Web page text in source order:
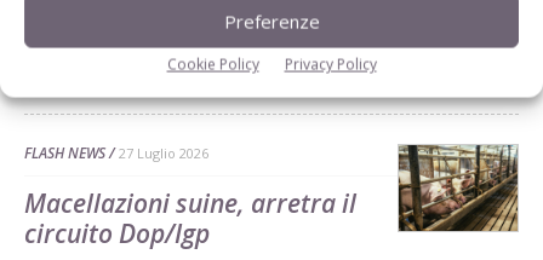
Preferenze
Cookie Policy Privacy Policy
di Cartagena conferma la crescita della suinicoltura colombiana e
punta a rafforzarne competitività e export
FLASH NEWS 27 Luglio 2026
Macellazioni suine, arretra il
circuito Dop/Igp